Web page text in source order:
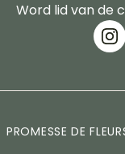
Word lid van de
PROMESSE DE